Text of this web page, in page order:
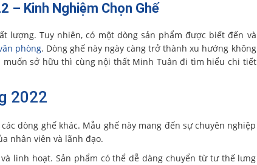
– Kinh Nghiệm Chọn Ghế
lượng. Tuy nhiên, có một dòng sản phẩm được biết đến và
phòng. Dòng ghế này ngày càng trở thành xu hướng không
muốn sở hữu thì cùng nội thất Minh Tuân đi tìm hiểu chi tiết
2022
dòng ghế khác. Mẫu ghế này mang đến sự chuyên nghiệp
nhân viên và lãnh đạo.
linh hoạt. Sản phẩm có thể dễ dàng chuyển từ tư thế lưng